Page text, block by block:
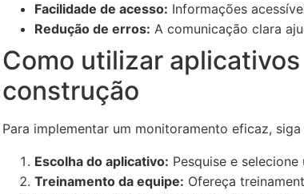
Facilidade de acesso: Informações
Redução de erros: A comunicação clara
Como utilizar
construção
Para implementar um monitoramento eficaz, siga
Escolha do aplicativo: Pesquise e
Treinamento da equipe: Ofereça